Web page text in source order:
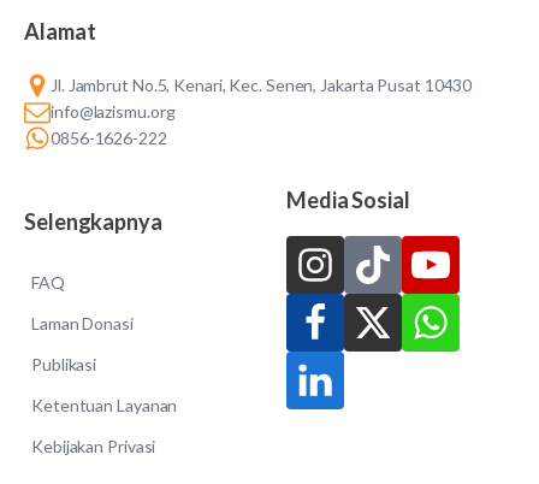
Alamat
Jl. Jambrut No.5, Kenari, Kec. Senen, Jakarta Pusat 10430
info@lazismu.org
0856-1626-222
Selengkapnya
FAQ
Laman Donasi
Publikasi
Ketentuan Layanan
Kebijakan Privasi
Media Sosial